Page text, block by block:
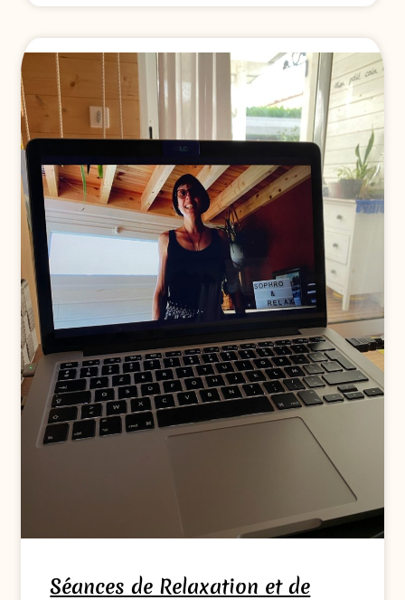
Séances de Relaxation et de